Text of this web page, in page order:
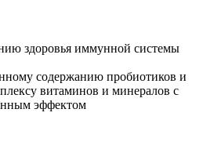
здоровья иммунной системы
содержанию пробиотиков и
витаминов и минералов с
эффектом